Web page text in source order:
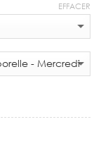
EFFACER